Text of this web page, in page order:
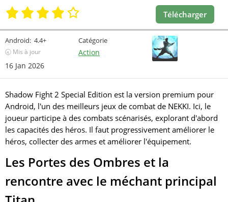
Télécharger
Android: 4.4+
🕣 Mis à jour
16 Jan 2026
Catégorie
Action
Shadow Fight 2 Special Edition est la version premium pour
Android, l'un des meilleurs jeux de combat de NEKKI. Ici, le
joueur participe à des combats scénarisés, explorant d'abord
les capacités des héros. Il faut progressivement améliorer le
héros, collecter des armes et améliorer l'équipement.
Les Portes des Ombres et la
rencontre avec le méchant principal